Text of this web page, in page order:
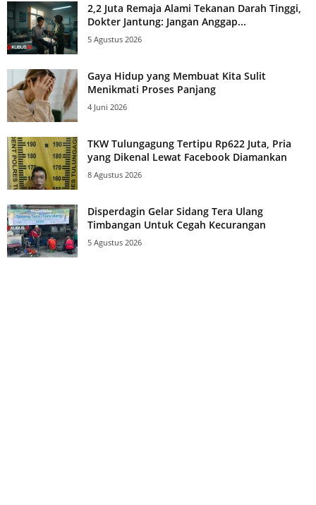
2,2 Juta Remaja Alami Tekanan Darah Tinggi,
Dokter Jantung: Jangan Anggap...
5 Agustus 2026
Gaya Hidup yang Membuat Kita Sulit
Menikmati Proses Panjang
4 Juni 2026
TKW Tulungagung Tertipu Rp622 Juta, Pria
yang Dikenal Lewat Facebook Diamankan
8 Agustus 2026
Disperdagin Gelar Sidang Tera Ulang
Timbangan Untuk Cegah Kecurangan
5 Agustus 2026